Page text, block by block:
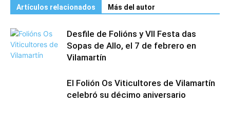
Artículos relacionados Más del autor
Desfile de Folións y VII Festa das
Sopas de Allo, el 7 de febrero en
Vilamartín
El Folión Os Viticultores de Vilamartín
celebró su décimo aniversario